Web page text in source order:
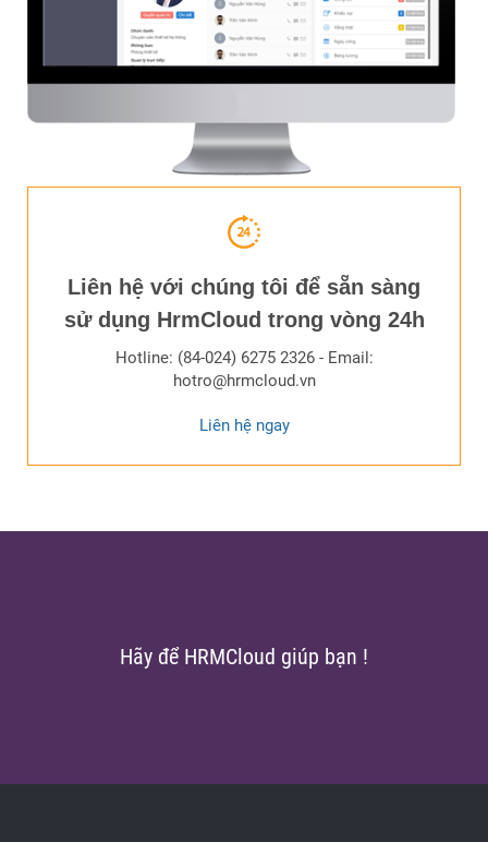
Liên hệ với chúng tôi để sẵn sàng
sử dụng HrmCloud trong vòng 24h
Hotline: (84-024) 6275 2326 - Email:
hotro@hrmcloud.vn
Liên hệ ngay
Hãy để HRMCloud giúp bạn !